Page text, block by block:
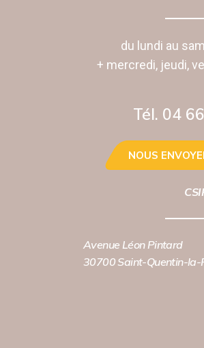
du lundi au
+ mercredi, jeudi,
Tél. 04
NOUS
Avenue Léon Pintard
30700 Saint-Quentin-la-